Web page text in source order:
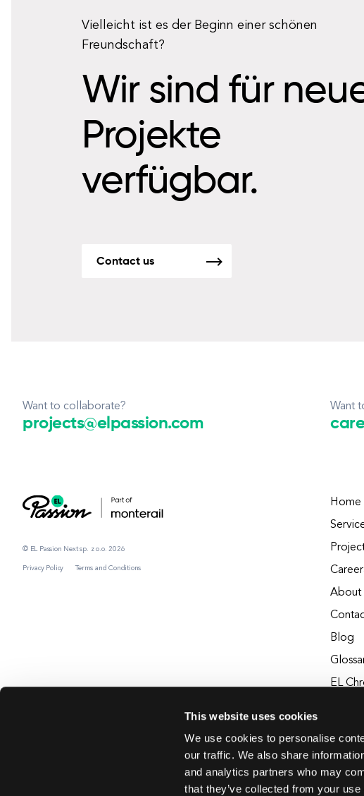
This website uses cookies
We use cookies to personalise
our traffic. We also share
and analytics partners who may
that they’ve collected from your
Vielleicht ist es der Beginn einer schönen
Freundschaft?
Wir sind für
Projekte
verfügbar.
Contact us
Want to collaborate?
projects@elpassion.com
Want
© EL Passion Next sp. z o.o. 2026
Privacy Policy Terms and Conditions
Home
About
Blog
EL